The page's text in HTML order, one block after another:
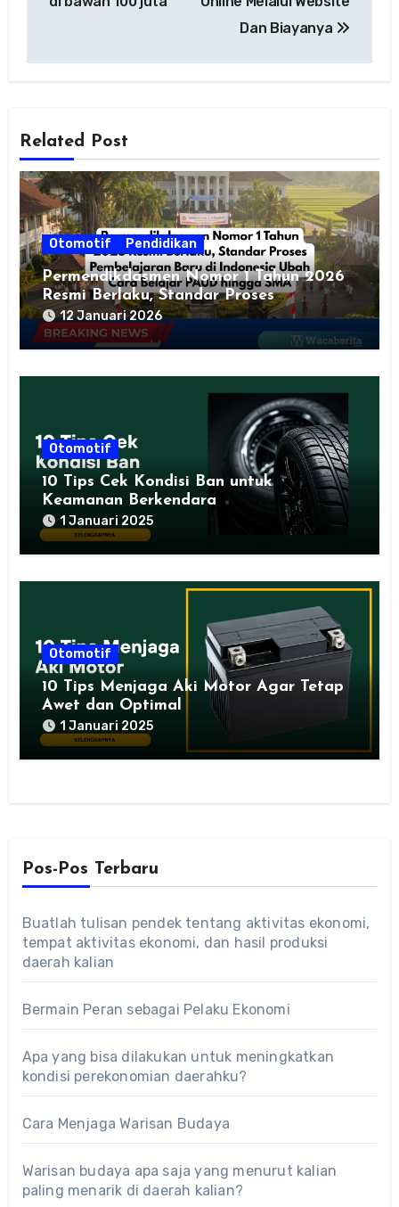
Dan Biayanya
Related Post
Otomotif Pendidikan
Permendikdasmen Nomor 1 Tahun 2026
Resmi Berlaku, Standar Proses
Pembelajaran Baru di Indonesia Ubah
Cara Belajar PAUD hingga SMA
12 Januari 2026
Otomotif
10 Tips Cek Kondisi Ban untuk
Keamanan Berkendara
1 Januari 2025
Otomotif
10 Tips Menjaga Aki Motor Agar Tetap
Awet dan Optimal
1 Januari 2025
Pos-Pos Terbaru
Buatlah tulisan pendek tentang aktivitas ekonomi,
tempat aktivitas ekonomi, dan hasil produksi
daerah kalian
Bermain Peran sebagai Pelaku Ekonomi
Apa yang bisa dilakukan untuk meningkatkan
kondisi perekonomian daerahku?
Cara Menjaga Warisan Budaya
Warisan budaya apa saja yang menurut kalian
paling menarik di daerah kalian?